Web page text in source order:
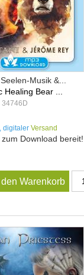
Musik &...
Healing Bear ...
34746D
digitalerVersand
Download bereit!
den Warenkorb